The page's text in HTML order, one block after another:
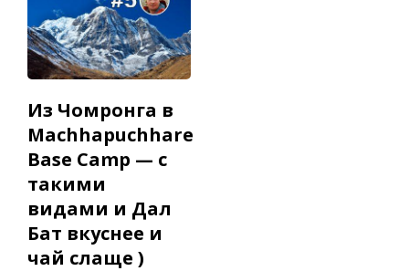
Из Чомронга в
Machhapuchhare
Base Camp — с
такими
видами и Дал
Бат вкуснее и
чай слаще )